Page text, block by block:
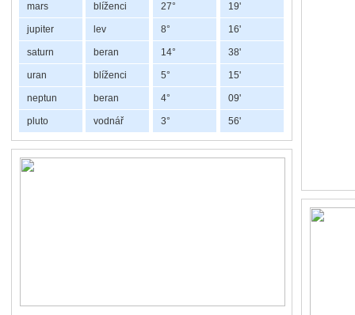
Retrográdní Chiron v Býku a Beranu
Chiron nám připomíná, že
mars blíženci 27° 19'
jupiter lev 8° 16'
saturn beran 14° 38'
uran blíženci 5° 15'
neptun beran 4° 09'
pluto vodnář 3° 56'